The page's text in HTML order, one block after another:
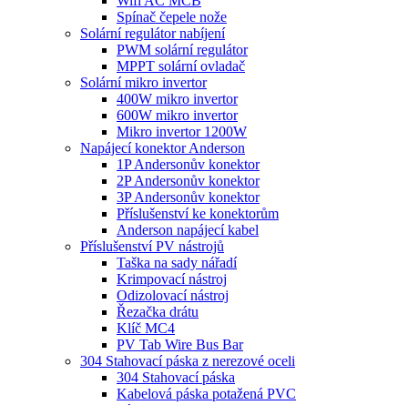
Spínač čepele nože
Solární regulátor nabíjení
PWM solární regulátor
MPPT solární ovladač
Solární mikro invertor
400W mikro invertor
600W mikro invertor
Mikro invertor 1200W
Napájecí konektor Anderson
1P Andersonův konektor
2P Andersonův konektor
3P Andersonův konektor
Příslušenství ke konektorům
Anderson napájecí kabel
Příslušenství PV nástrojů
Taška na sady nářadí
Krimpovací nástroj
Odizolovací nástroj
Řezačka drátu
Klíč MC4
PV Tab Wire Bus Bar
304 Stahovací páska z nerezové oceli
304 Stahovací páska
Kabelová páska potažená PVC